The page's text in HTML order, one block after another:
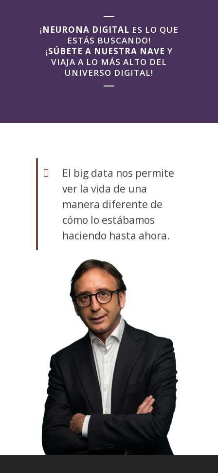
¡NEURONA DIGITAL ES LO QUE
ESTÁS BUSCANDO!
¡SÚBETE A NUESTRA NAVE Y
VIAJA A LO MÁS ALTO DEL
UNIVERSO DIGITAL!
El big data nos permite
ver la vida de una
manera diferente de
cómo lo estábamos
haciendo hasta ahora.